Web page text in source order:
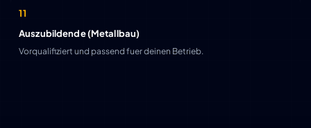
Auszubildende (Metallbau)
Vorqualifiziert und passend fuer deinen Betrieb.